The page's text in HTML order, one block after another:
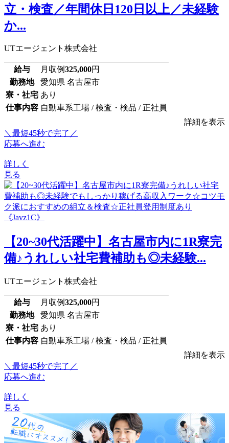
立・検査／年間休日120日以上／未経験
か...
UTエージェント株式会社
給与 月収例325,000円
勤務地
愛知県 名古屋市
寮・社宅 あり
仕事内容 自動車系工場 / 検査・検品 / 正社員
詳細を表示
＼最短45秒で完了／
応募へ進む
詳しく
見る
【20~30代活躍中】名古屋市内に1R寮完
備♪うれしい社宅費補助も◎未経験...
UTエージェント株式会社
給与 月収例325,000円
勤務地
愛知県 名古屋市
寮・社宅 あり
仕事内容 自動車系工場 / 検査・検品 / 正社員
詳細を表示
＼最短45秒で完了／
応募へ進む
詳しく
見る